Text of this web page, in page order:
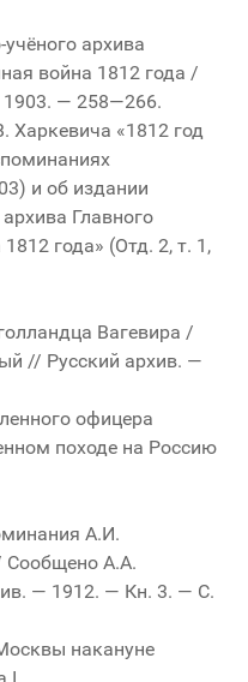
архива
война 1812 года /
— 258—266.
Харкевича «1812 год
и об издании
Главного
года» (Отд. 2, т. 1,
Вагевира /
// Русский архив. —
офицера
походе на Россию
А.И.
Сообщено А.А.
— 1912. — Кн. 3. — С.
накануне